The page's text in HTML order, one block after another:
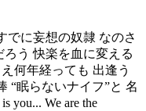
でに妄想の奴隷 なのさ
う 快楽を血に変える
何年経っても 出逢う
“眠らないナイフ”と 名
you... We are the